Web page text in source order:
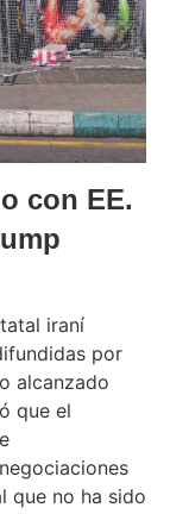
con EE.
iraní
por
alcanzado
que el
que no ha sido